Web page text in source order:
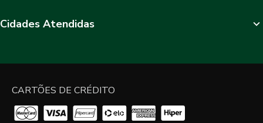
Cidades Atendidas
CARTÕES DE CRÉDITO